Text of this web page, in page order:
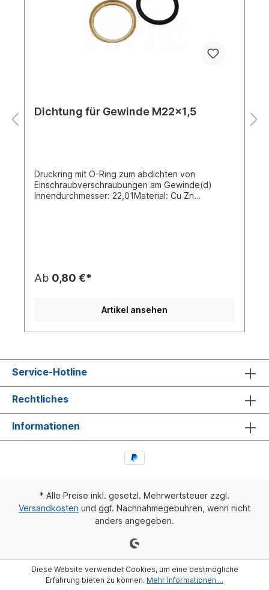
Dichtung für Gewinde M22x1,5
Druckring mit O-Ring zum abdichten von
Einschraubverschraubungen am Gewinde(d)
Innendurchmesser: 22,01Material: Cu Zn
Ab 0,80 €*
Artikel ansehen
Service-Hotline
Rechtliches
Informationen
* Alle Preise inkl. gesetzl. Mehrwertsteuer zzgl.
Versandkosten und ggf. Nachnahmegebühren, wenn nicht
anders angegeben.
Diese Website verwendet Cookies, um eine bestmögliche
Erfahrung bieten zu können. Mehr Informationen ...